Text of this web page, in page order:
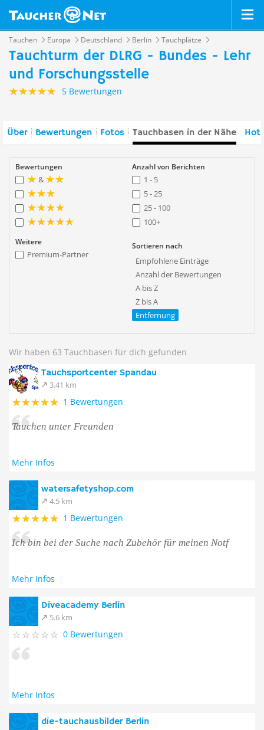
Tauchen Europa Deutschland Berlin Tauchplätze
Tauchturm der DLRG - Bundes - Lehr
und Forschungsstelle
5 Bewertungen
Über Bewertungen Fotos Tauchbasen in der Nähe
Bewertungen
&
Anzahl von Berichten
1 - 5
5 - 25
25 - 100
100+
Weitere
Premium-Partner
Sortieren nach
Empfohlene Einträge
Anzahl der Bewertungen
A bis Z
Z bis A
Entfernung
Wir haben 63 Tauchbasen für dich gefunden
Tauchsportcenter Spandau
3.41 km
1 Bewertungen
Tauchen unter Freunden
Mehr Infos
watersafetyshop.com
4.5 km
1 Bewertungen
Ich bin bei der Suche nach Zubehör für meinen Notf
Mehr Infos
Diveacademy Berlin
5.6 km
0 Bewertungen
Mehr Infos
die-tauchausbilder Berlin